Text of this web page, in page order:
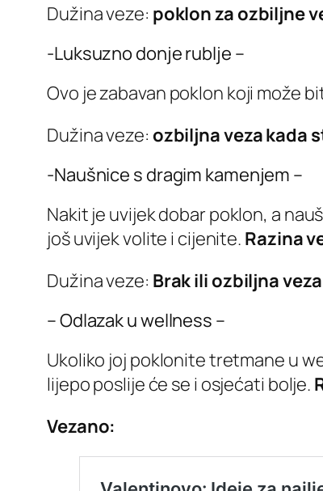
Dužina veze: poklon za ozbiljne
-Luksuzno donje rublje –
Ovo je zabavan poklon koji može
Dužina veze: ozbiljna veza kada
-Naušnice s dragim kamenjem –
Nakit je uvijek dobar poklon, a
još uvijek volite i cijenite. Razina
Dužina veze: Brak ili ozbiljna veza
– Odlazak u wellness –
Ukoliko joj poklonite tretmane u
lijepo poslije će se i osjećati bolje.
Vezano: